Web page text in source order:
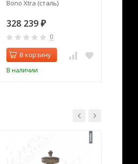
Bono Xtra (сталь)
328 239 ₽
0
В корзину
В наличии